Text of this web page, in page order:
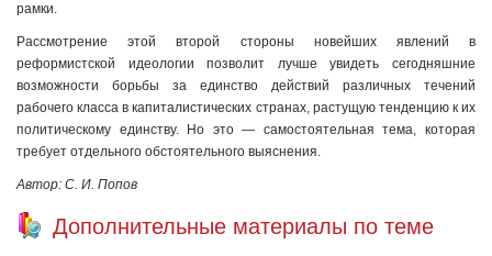
рамки.
Рассмотрение этой второй стороны новейших явлений в
реформистской идеологии позволит лучше увидеть сегодняшние
возможности борьбы за единство действий различных течений
рабочего класса в капиталистических странах, растущую тенденцию к их
политическому единству. Но это — самостоятельная тема, которая
требует отдельного обстоятельного выяснения.
Автор: С. И. Попов
Дополнительные материалы по теме